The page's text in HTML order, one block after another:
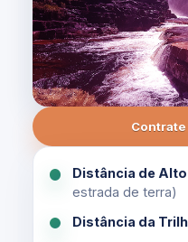
Contrate
Distância de
estrada de terra)
Distância da